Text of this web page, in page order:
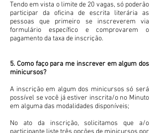
Tendo em vista o limite de 20 vagas, só poderão
participar da oficina de escrita literária as
pessoas que primeiro se inscreverem via
formulário específico e comprovarem o
pagamento da taxa de inscrição.
5. Como faço para me inscrever em algum dos
minicursos?
A inscrição em algum dos minicursos só será
possível se você já estiver inscrita/o no Minuto
em alguma das modalidades disponíveis;
No ato da inscrição, solicitamos que a/o